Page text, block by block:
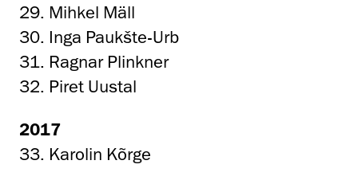
29. Mihkel Mäll
30. Inga Paukšte-Urb
31. Ragnar Plinkner
32. Piret Uustal
2017
33. Karolin Kõrge